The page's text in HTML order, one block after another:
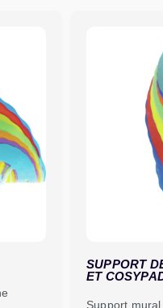
SUPPORT
ET COSYPAD®
Support mural